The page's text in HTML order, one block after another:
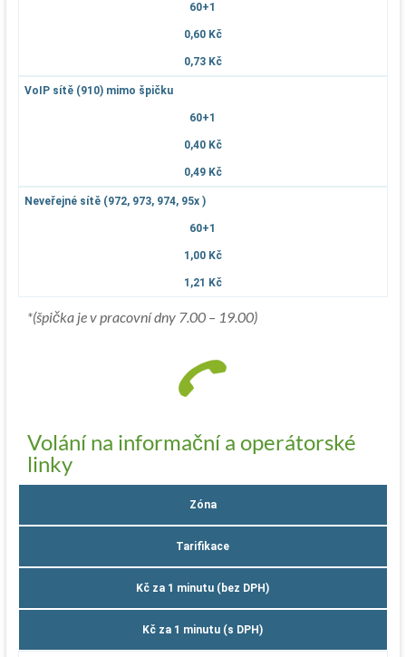
60+1
0,60 Kč
0,73 Kč
VoIP sítě (910) mimo špičku
60+1
0,40 Kč
0,49 Kč
Neveřejné sítě (972, 973, 974, 95x )
60+1
1,00 Kč
1,21 Kč
*(špička je v pracovní dny 7.00 – 19.00)
Volání na informační a operátorské
linky
Zóna
Tarifikace
Kč za 1 minutu (bez DPH)
Kč za 1 minutu (s DPH)